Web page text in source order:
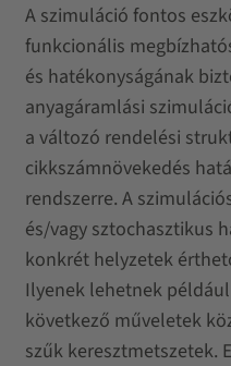
A szimuláció fontos
funkcionális
és hatékonyságának
anyagáramlási
a változó rendelési
cikkszámnövekedés
rendszerre. A
és/vagy sztochasztikus
konkrét helyzetek
Ilyenek lehetnek
következő műveletek
szűk keresztmetszetek.